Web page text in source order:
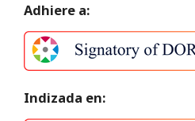
Adhiere a:
Indizada en: